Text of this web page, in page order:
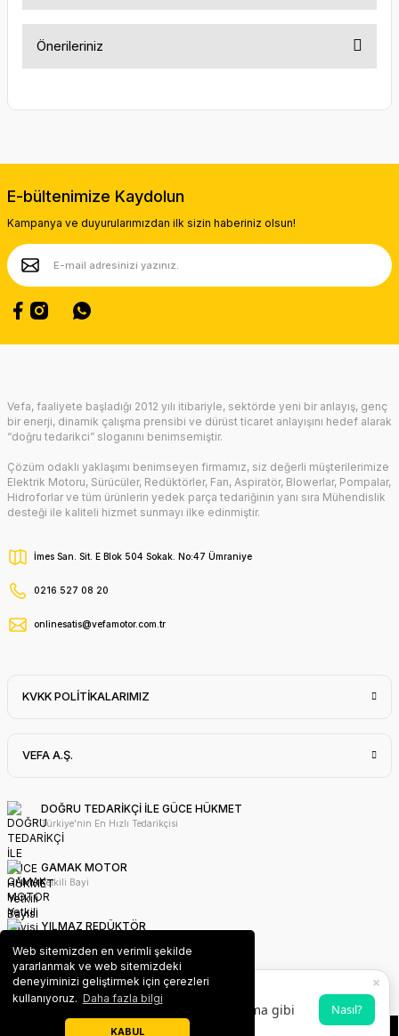
Web sitemizden en verimli şekilde
yararlanmak ve web sitemizdeki
deneyiminizi geliştirmek için çerezleri
kullanıyoruz. Daha fazla bilgi
KABUL
Önerileriniz
Ürün açıklamasında eksik bilgiler bulunuyor.
Ürün fiyatı diğer sitelerden daha pahalı.
Bu ürüne benzer farklı alternatifler olmalı.
Gönder
E-bültenimize Kaydolun
Kampanya ve duyurularımızdan ilk sizin haberiniz olsun!
Vefa, faaliyete başladığı 2012 yılı itibariyle, sektörde yeni bir anlayış, genç
bir enerji, dinamik çalışma prensibi ve dürüst ticaret anlayışını hedef alarak
“doğru tedarikci” sloganını benimsemiştir.
Çözüm odaklı yaklaşımı benimseyen firmamız, siz değerli müşterilerimize
Elektrik Motoru, Sürücüler, Redüktörler, Fan, Aspiratör, Blowerlar, Pompalar,
Hidroforlar ve tüm ürünlerin yedek parça tedariğinin yanı sıra Mühendislik
desteği ile kaliteli hizmet sunmayı ilke edinmiştir.
İmes San. Sit. E Blok 504 Sokak. No:47 Ümraniye
0216 527 08 20
onlinesatis@vefamotor.com.tr
KVKK POLİTİKALARIMIZ
VEFA A.Ş.
DOĞRU TEDARİKÇİ İLE GÜCE HÜKMET
Türkiye'nin En Hızlı Tedarikçisi
GAMAK MOTOR
Yetkili Bayi
YILMAZ REDÜKTÖR
WAT MOTOR
Yetkili Bayi
×
VEFA PWA Uygulaması
Ana ekrana ekleyerek uygulama gibi
kullanabilirsin 💫
Nasıl?